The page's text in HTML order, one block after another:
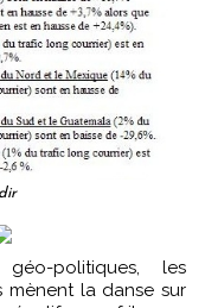
mènent la danse sur